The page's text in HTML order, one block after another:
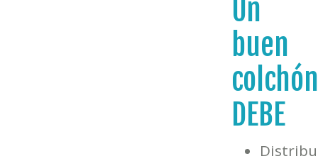
Un
buen
DEBE